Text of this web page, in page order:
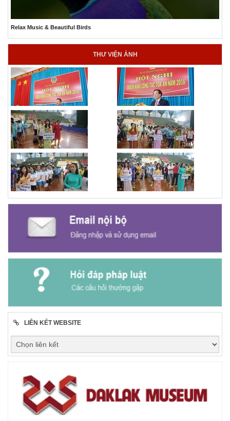
The Best Relaxing Ocean Aquarium
THƯ VIỆN ẢNH
LIÊN KẾT WEBSITE